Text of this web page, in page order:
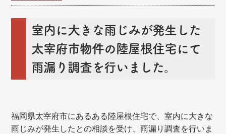
室内に大きな雨じみが発生した
太宰府市物件の陸屋根住宅にて
雨漏り調査を行いました。
福岡県太宰府市にあるある陸屋根住宅で、室内に大きな
雨じみが発生したとの相談を受け、雨漏り調査を行いま